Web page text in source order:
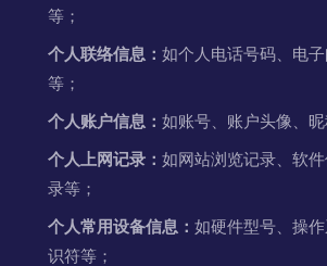
等；
个人联络信息： 如个人电话号码、电
等；
个人账户信息： 如账号、账户头像、昵
个人上网记录： 如网站浏览记录、软
录等；
个人常用设备信息： 如硬件型号、操
识符等；